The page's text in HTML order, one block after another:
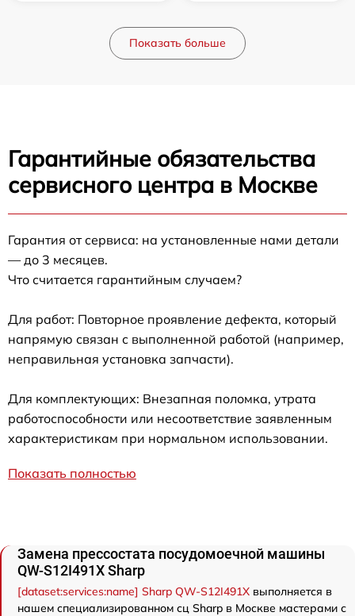
Показать больше
Гарантийные обязательства
сервисного центра в Москве
Гарантия от сервиса: на установленные нами детали
— до 3 месяцев.
Что считается гарантийным случаем?
Для работ: Повторное проявление дефекта, который
напрямую связан с выполненной работой (например,
неправильная установка запчасти).
Для комплектующих: Внезапная поломка, утрата
работоспособности или несоответствие заявленным
характеристикам при нормальном использовании.
Показать полностью
Замена прессостата посудомоечной машины
QW-S12I491X Sharp
[dataset:services:name] Sharp QW-S12I491X выполняется в
нашем специализированном сц Sharp в Москве мастерами с